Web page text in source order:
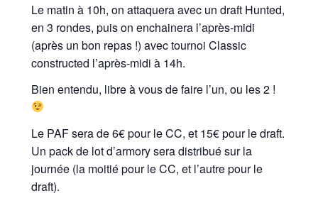
Le matin à 10h, on attaquera avec un draft Hunted,
en 3 rondes, puis on enchainera l’après-midi
(après un bon repas !) avec tournoi Classic
constructed l’après-midi à 14h.
Bien entendu, libre à vous de faire l’un, ou les 2 !
Le PAF sera de 6€ pour le CC, et 15€ pour le draft.
Un pack de lot d’armory sera distribué sur la
journée (la moitié pour le CC, et l’autre pour le
draft).